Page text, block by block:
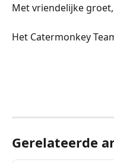
Met vriendelijke groet,
Het Catermonkey
Gerelateerde